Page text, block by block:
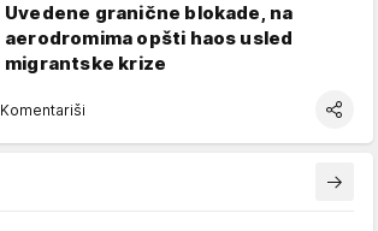
Uvedene granične blokade, na
aerodromima opšti haos usled
migrantske krize
Komentariši